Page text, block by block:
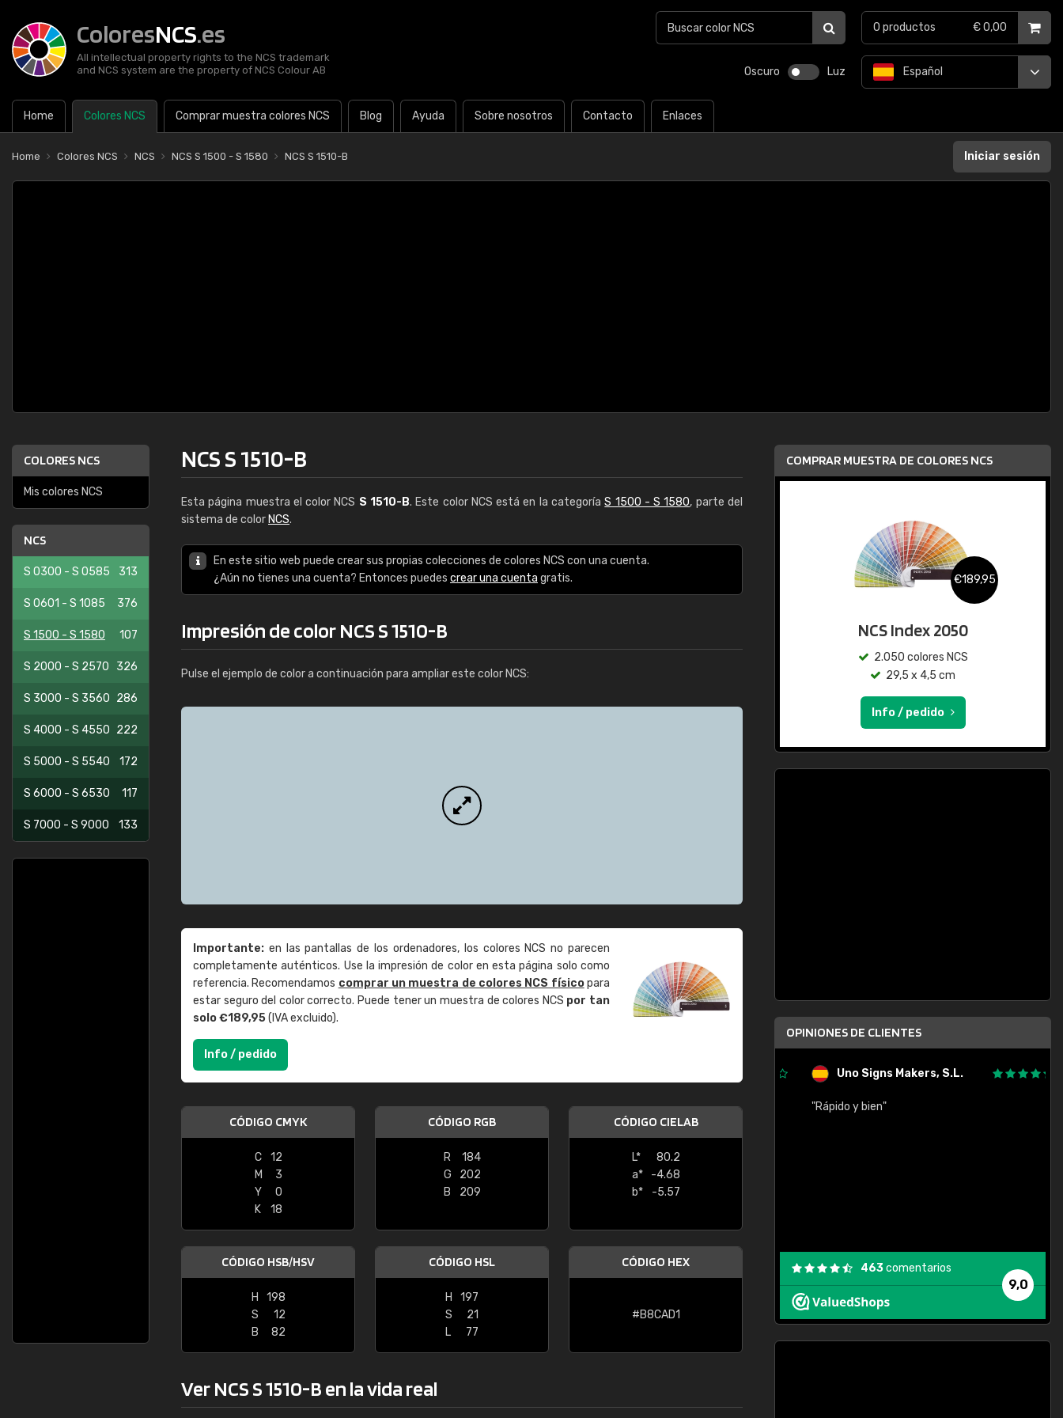
ColoresNCS.es
All intellectual property rights to the NCS trademark
and NCS system are the property of NCS Colour AB
Oscuro Luz
Home Colores NCS Comprar muestra colores NCS Blog Ayuda Sobre nosotros Contacto Enlaces
Español
0 productos € 0,00
Home Colores NCS NCS NCS S 1500 - S 1580 NCS S 1510-B Iniciar sesión
COLORES NCS
Mis colores NCS
NCS
S 0300 - S 0585 313
S 0601 - S 1085 376
S 1500 - S 1580 107
S 2000 - S 2570 326
S 3000 - S 3560 286
S 4000 - S 4550 222
S 5000 - S 5540 172
S 6000 - S 6530 117
S 7000 - S 9000 133
NCS S 1510-B
Esta página muestra el color NCS S 1510-B. Este color NCS está en la categoríaS 1500 - S 1580, parte del
sistema de color NCS.
En este sitio web puede crear sus propias colecciones de colores NCS con una cuenta.
¿Aún no tienes una cuenta? Entonces puedes crear una cuenta gratis.
Impresión de color NCS S 1510-B
Pulse el ejemplo de color a continuación para ampliar este color NCS:
Importante: en las pantallas de los ordenadores, los colores NCS no parecen
completamente auténticos. Use la impresión de color en esta página solo como
referencia. Recomendamos comprar un muestra de colores NCS físicopara
estar seguro del color correcto. Puede tener un muestra de colores NCS por tan
solo €189,95(IVA excluido).
Info / pedido
CÓDIGO CMYK
C
12
M
3
Y
0
K
18
CÓDIGO RGB
R
184
G
202
B
209
CÓDIGO CIELAB
L*
80.2
a*
-4.68
b*
-5.57
CÓDIGO HSB/HSV
H
198
S
12
B
82
CÓDIGO HSL
H
197
S
21
L
77
CÓDIGO HEX
#B8CAD1
Ver NCS S 1510-B en la vida real
COMPRAR MUESTRA DE COLORES NCS
€189,95
NCS Index 2050
2.050 colores NCS
29,5 x 4,5 cm
Info / pedido
OPINIONES DE CLIENTES
"Buen servicio. No obstante No es fácil
encontrar/comprar lo que se busca"
Uno Signs Makers, S.L.
"Rápido y bien"
9,0
463comentarios